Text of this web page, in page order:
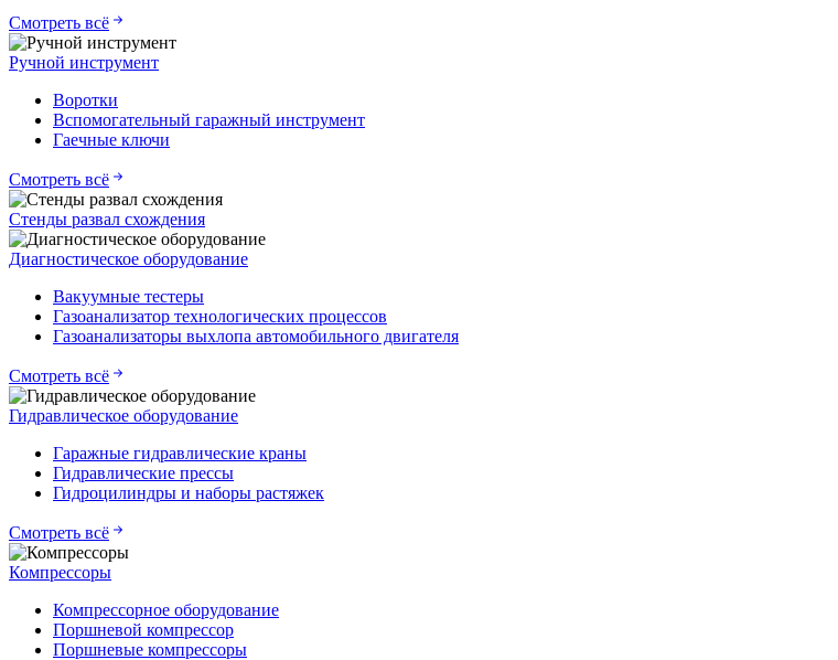
Смотреть всё
Ручной инструмент
Воротки
Вспомогательный гаражный инструмент
Гаечные ключи
Смотреть всё
Стенды развал схождения
Диагностическое оборудование
Вакуумные тестеры
Газоанализатор технологических процессов
Газоанализаторы выхлопа автомобильного двигателя
Смотреть всё
Гидравлическое оборудование
Гаражные гидравлические краны
Гидравлические прессы
Гидроцилиндры и наборы растяжек
Смотреть всё
Компрессоры
Компрессорное оборудование
Поршневой компрессор
Поршневые компрессоры